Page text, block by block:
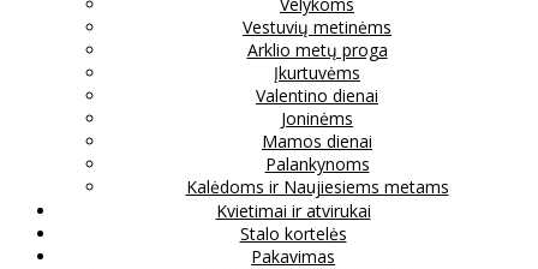
Vestuvių metinėms
Arklio metų proga
Įkurtuvėms
Valentino dienai
Joninėms
Mamos dienai
Palankynoms
Kalėdoms ir Naujiesiems metams
Kvietimai ir atvirukai
Stalo kortelės
Pakavimas